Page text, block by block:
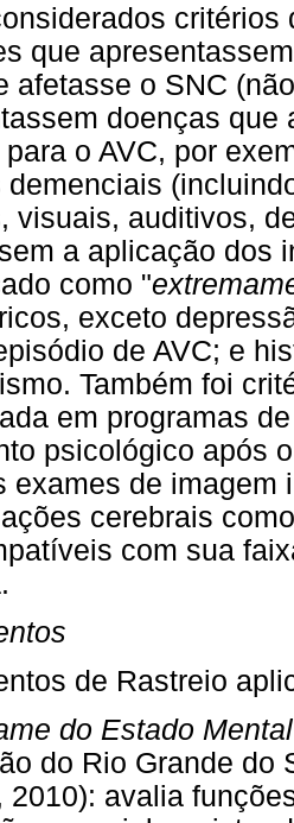
que
afetasse o SNC
doenças que
o AVC, por
demenciais
visuais, auditivos,
a aplicação dos
como "
exceto
de AVC; e
Também foi
em programas
psicológico após
exames de imagem
cerebrais
com sua
de Rastreio
do Estado
do Rio Grande do
2010): avalia